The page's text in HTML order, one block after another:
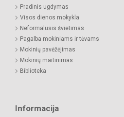
Pradinis ugdymas
Visos dienos mokykla
Neformalusis švietimas
Pagalba mokiniams ir tėvams
Mokinių pavėžėjimas
Mokinių maitinimas
Biblioteka
Informacija